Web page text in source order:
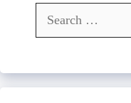
Search
for: